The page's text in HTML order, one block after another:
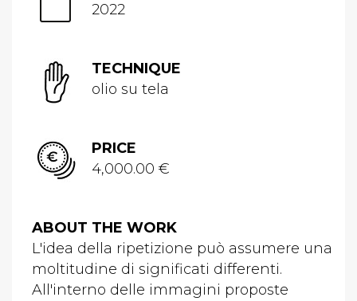
2022
TECHNIQUE
olio su tela
PRICE
4,000.00 €
ABOUT THE WORK
L'idea della ripetizione può assumere una
moltitudine di significati differenti.
All'interno delle immagini proposte